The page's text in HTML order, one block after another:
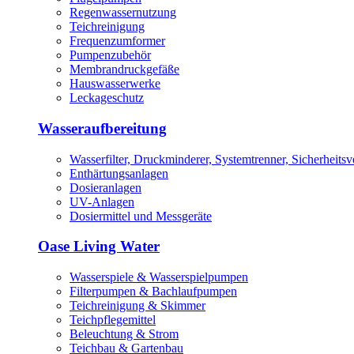
Regenwassernutzung
Teichreinigung
Frequenzumformer
Pumpenzubehör
Membrandruckgefäße
Hauswasserwerke
Leckageschutz
Wasseraufbereitung
Wasserfilter, Druckminderer, Systemtrenner,
Enthärtungsanlagen
Dosieranlagen
UV-Anlagen
Dosiermittel und Messgeräte
Oase Living Water
Wasserspiele & Wasserspielpumpen
Filterpumpen & Bachlaufpumpen
Teichreinigung & Skimmer
Teichpflegemittel
Beleuchtung & Strom
Teichbau & Gartenbau